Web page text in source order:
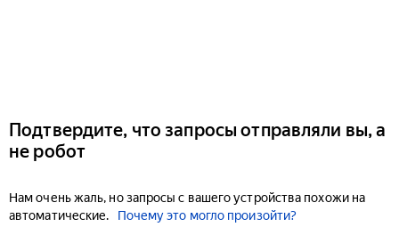
Подтвердите, что запросы отправляли вы, а
не робот
Нам очень жаль, но запросы с вашего устройства похожи на
автоматические.
Почему это могло произойти?